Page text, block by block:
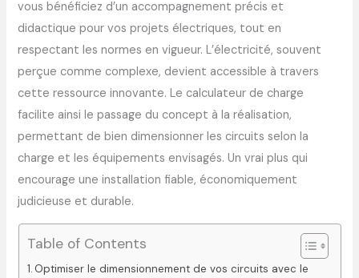
vous bénéficiez d’un accompagnement précis et
didactique pour vos projets électriques, tout en
respectant les normes en vigueur. L’électricité, souvent
perçue comme complexe, devient accessible à travers
cette ressource innovante. Le calculateur de charge
facilite ainsi le passage du concept à la réalisation,
permettant de bien dimensionner les circuits selon la
charge et les équipements envisagés. Un vrai plus qui
encourage une installation fiable, économiquement
judicieuse et durable.
Table of Contents
Optimiser le dimensionnement de vos circuits avec le